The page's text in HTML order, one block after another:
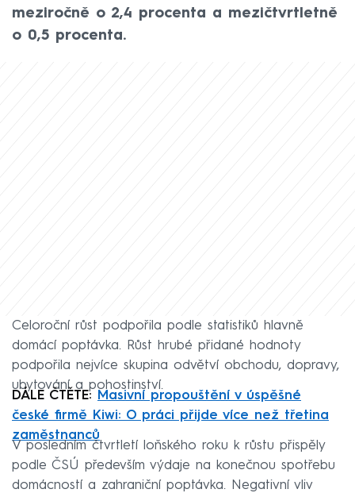
meziročně o 2,4 procenta a mezičtvrtletně
o 0,5 procenta.
Celoroční růst podpořila podle statistiků hlavně
domácí poptávka. Růst hrubé přidané hodnoty
podpořila nejvíce skupina odvětví obchodu, dopravy,
ubytování a pohostinství.
DÁLE ČTĚTE:
Masivní propouštění v úspěšné
české firmě Kiwi: O práci přijde více než třetina
zaměstnanců
V posledním čtvrtletí loňského roku k růstu přispěly
podle ČSÚ především výdaje na konečnou spotřebu
domácností a zahraniční poptávka. Negativní vliv